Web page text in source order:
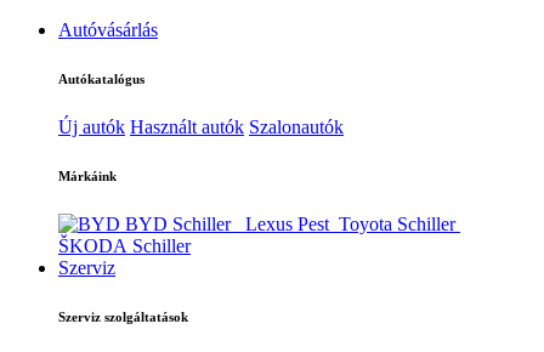
Autóvásárlás
Autókatalógus
Új autók Használt autók Szalonautók
Márkáink
BYD Schiller Lexus Pest Toyota Schiller
ŠKODA Schiller
Szerviz
Szerviz szolgáltatások